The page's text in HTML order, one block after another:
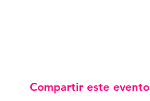
Compartir este evento